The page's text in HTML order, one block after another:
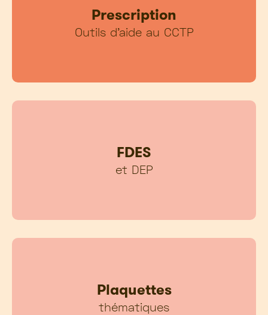
Prescription
Outils d’aide au CCTP
FDES
et DEP
Plaquettes
thématiques